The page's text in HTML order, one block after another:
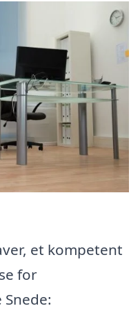
et kompetent
for